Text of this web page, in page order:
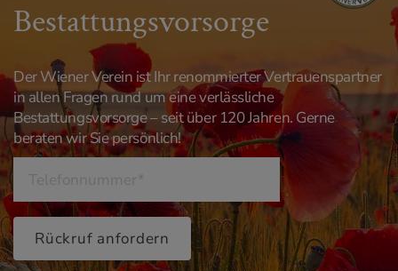
Bestattungsvorsorge
Der Wiener Verein ist Ihr renommierter Vertrauenspartner
in allen Fragen rund um eine verlässliche
Bestattungsvorsorge – seit über 120 Jahren. Gerne
beraten wir Sie persönlich!